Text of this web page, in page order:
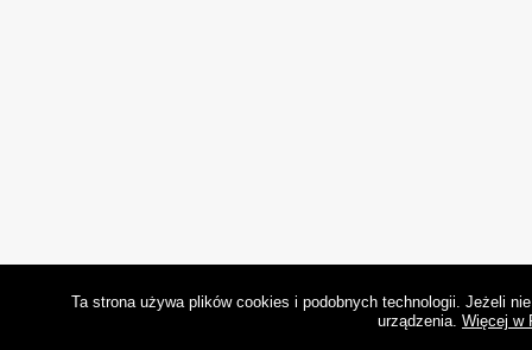
Ta strona używa plików cookies i podobnych technologii. Jeżeli
urządzenia. Więcej w